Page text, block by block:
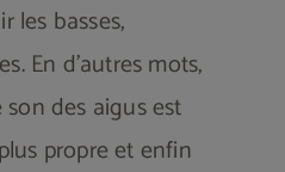
les basses,
En d’autres mots,
des aigus est
propre et enfin